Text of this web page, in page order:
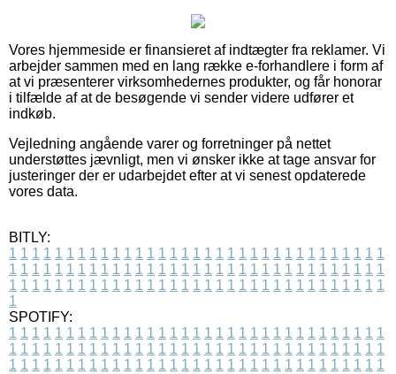
Vores hjemmeside er finansieret af indtægter fra reklamer. Vi
arbejder sammen med en lang række e-forhandlere i form af
at vi præsenterer virksomhedernes produkter, og får honorar
i tilfælde af at de besøgende vi sender videre udfører et
indkøb.
Vejledning angående varer og forretninger på nettet
understøttes jævnligt, men vi ønsker ikke at tage ansvar for
justeringer der er udarbejdet efter at vi senest opdaterede
vores data.
BITLY:
1 1 1 1 1 1 1 1 1 1 1 1 1 1 1 1 1 1 1 1 1 1 1 1 1 1 1 1 1 1 1 1 1
1 1 1 1 1 1 1 1 1 1 1 1 1 1 1 1 1 1 1 1 1 1 1 1 1 1 1 1 1 1 1 1 1
1 1 1 1 1 1 1 1 1 1 1 1 1 1 1 1 1 1 1 1 1 1 1 1 1 1 1 1 1 1 1 1 1
1
SPOTIFY:
1 1 1 1 1 1 1 1 1 1 1 1 1 1 1 1 1 1 1 1 1 1 1 1 1 1 1 1 1 1 1 1 1
1 1 1 1 1 1 1 1 1 1 1 1 1 1 1 1 1 1 1 1 1 1 1 1 1 1 1 1 1 1 1 1 1
1 1 1 1 1 1 1 1 1 1 1 1 1 1 1 1 1 1 1 1 1 1 1 1 1 1 1 1 1 1 1 1 1